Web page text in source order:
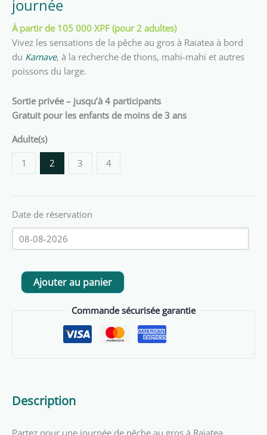
journée
À partir de 105 000 XPF (pour 2 adultes)
Vivez les sensations de la pêche au gros à Raiatea à bord
du Kamave, à la recherche de thons, mahi-mahi et autres
poissons du large.
Sortie privée – jusqu’à 4 participants
Gratuit pour les enfants de moins de 3 ans
Adulte(s)
1 2 3 4
Date de réservation
quantité
de
journée
Ajouter au panier
Commande sécurisée garantie
Description
Partez pour une journée de pêche au gros à Raiatea